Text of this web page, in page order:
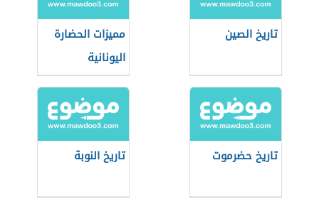
تاريخ الصين
مميزات الحضارة
اليونانية
تاريخ حضرموت تاريخ النوبة